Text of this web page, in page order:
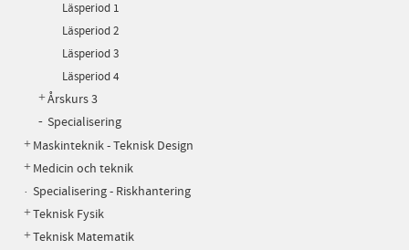
Läsperiod 1
Läsperiod 2
Läsperiod 3
Läsperiod 4
Årskurs 3
Specialisering
Maskinteknik - Teknisk Design
Medicin och teknik
Specialisering - Riskhantering
Teknisk Fysik
Teknisk Matematik